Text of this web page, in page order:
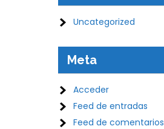
Uncategorized
Meta
Acceder
Feed de entradas
Feed de comentarios